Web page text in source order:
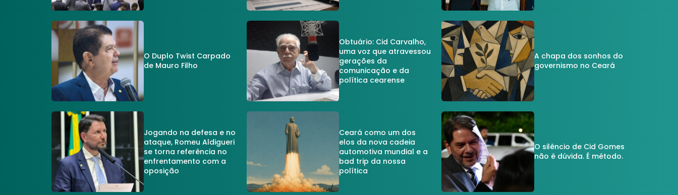
O Duplo Twist Carpado
de Mauro Filho
Obtuário: Cid Carvalho,
uma voz que atravessou
gerações da
comunicação e da
política cearense
A chapa dos sonhos do
governismo no Ceará
Jogando na defesa e no
ataque, Romeu Aldigueri
se torna referência no
enfrentamento com a
oposição
Ceará como um dos
elos da nova cadeia
automotiva mundial e a
bad trip da nossa
política
O silêncio de Cid Gomes
não é dúvida. É método.